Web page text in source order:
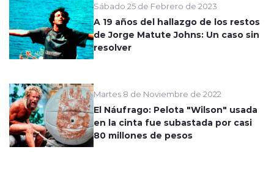
Sábado 25 de Febrero de 2023
A 19 años del hallazgo de los restos
de Jorge Matute Johns: Un caso sin
resolver
Martes 8 de Noviembre de 2022
El Náufrago: Pelota "Wilson" usada
en la cinta fue subastada por casi
80 millones de pesos